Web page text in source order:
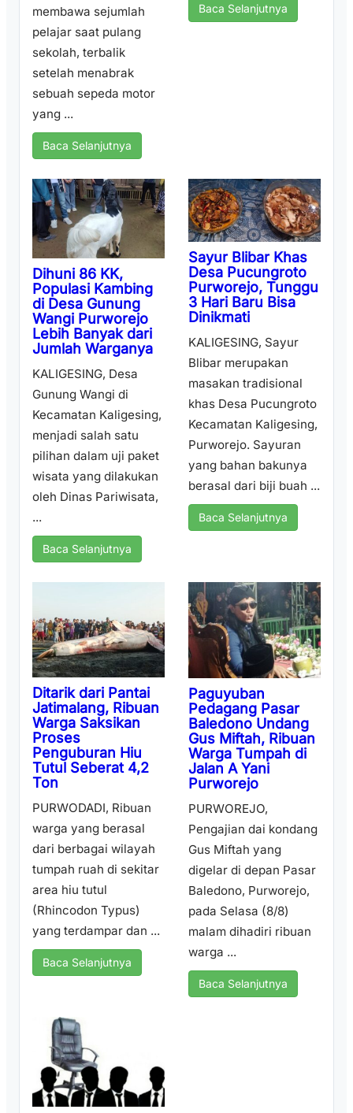
membawa sejumlah
pelajar saat pulang
sekolah, terbalik
setelah menabrak
sebuah sepeda motor
yang ...
Baca Selanjutnya
Baca Selanjutnya
Dihuni 86 KK,
Populasi Kambing
di Desa Gunung
Wangi Purworejo
Lebih Banyak dari
Jumlah Warganya
KALIGESING, Desa
Gunung Wangi di
Kecamatan Kaligesing,
menjadi salah satu
pilihan dalam uji paket
wisata yang dilakukan
oleh Dinas Pariwisata,
...
Baca Selanjutnya
Sayur Blibar Khas
Desa Pucungroto
Purworejo, Tunggu
3 Hari Baru Bisa
Dinikmati
KALIGESING, Sayur
Blibar merupakan
masakan tradisional
khas Desa Pucungroto
Kecamatan Kaligesing,
Purworejo. Sayuran
yang bahan bakunya
berasal dari biji buah ...
Baca Selanjutnya
Ditarik dari Pantai
Jatimalang, Ribuan
Warga Saksikan
Proses
Penguburan Hiu
Tutul Seberat 4,2
Ton
PURWODADI, Ribuan
warga yang berasal
dari berbagai wilayah
tumpah ruah di sekitar
area hiu tutul
(Rhincodon Typus)
yang terdampar dan ...
Baca Selanjutnya
Paguyuban
Pedagang Pasar
Baledono Undang
Gus Miftah, Ribuan
Warga Tumpah di
Jalan A Yani
Purworejo
PURWOREJO,
Pengajian dai kondang
Gus Miftah yang
digelar di depan Pasar
Baledono, Purworejo,
pada Selasa (8/8)
malam dihadiri ribuan
warga ...
Baca Selanjutnya